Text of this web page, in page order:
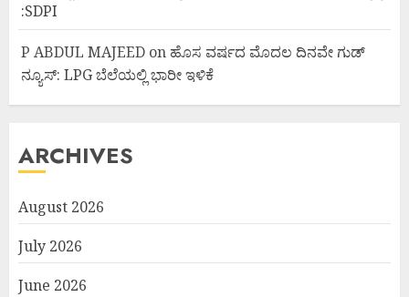
:SDPI
P ABDUL MAJEED on ಹೊಸ ವರ್ಷದ ಮೊದಲ ದಿನವೇ ಗುಡ್
ನ್ಯೂಸ್: LPG ಬೆಲೆಯಲ್ಲಿ ಭಾರೀ ಇಳಿಕೆ
ARCHIVES
August 2026
July 2026
June 2026